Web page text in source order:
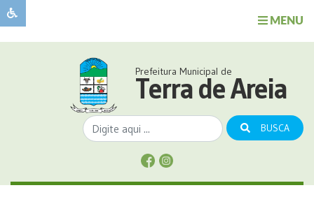
MENU
Sobre
Sobre
Prefeitura Municipal de
Terra de Areia
BUSCA